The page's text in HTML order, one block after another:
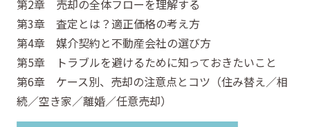
第2章 売却の全体フローを理解する
第3章 査定とは？適正価格の考え方
第4章 媒介契約と不動産会社の選び方
第5章 トラブルを避けるために知っておきたいこと
第6章 ケース別、売却の注意点とコツ（住み替え／相
続／空き家／離婚／任意売却）